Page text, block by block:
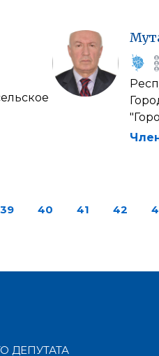
39 40 41 42
ДЕПУТАТА